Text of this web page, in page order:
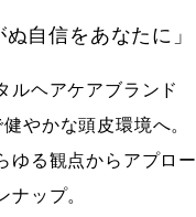
自信をあなたに」
ルヘアケアブランド
やかな頭皮環境へ。
ゆる観点からアプロー
ナップ。